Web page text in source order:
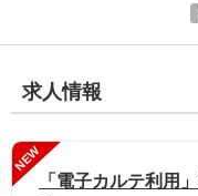
求人情報
NEW
「電子カルテ利用